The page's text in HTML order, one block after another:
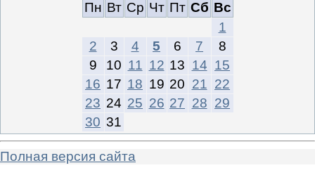
Пн Вт Ср Чт Пт Сб Вс
1
2
3 4 5 6 7
8
9
10 11 12 13 14 15
16 17 18 19 20 21 22
23 24 25 26 27 28 29
30 31
Полная версия сайта